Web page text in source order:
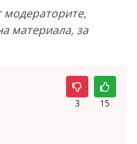
материала, за
3 15